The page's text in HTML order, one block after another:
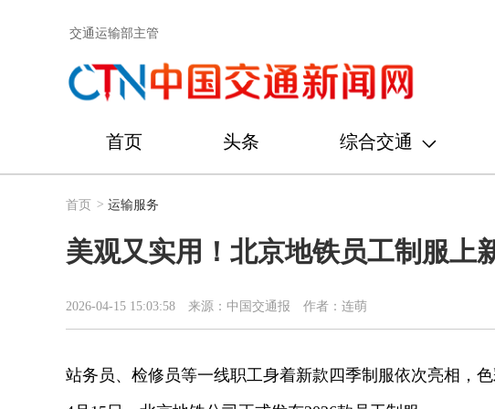
交通运输部主管
首页 头条 综合交通
首页 > 运输服务
美观又实用！北京地铁员工制服上
2026-04-15 15:03:58 来源：中国交通报 作者：连萌
站务员、检修员等一线职工身着新款四季制服依次亮相，